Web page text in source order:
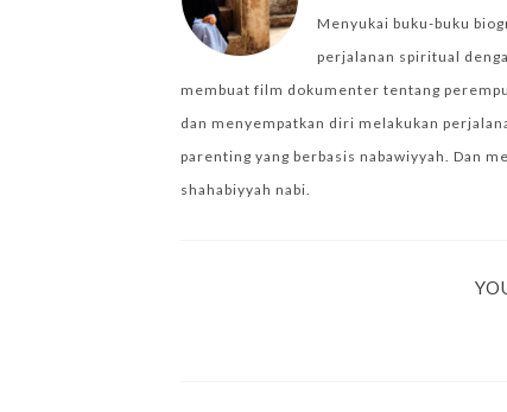
Menyukai buku-buku
perjalanan spiritual
membuat film dokumenter tentang
dan menyempatkan diri melakukan
parenting yang berbasis nabawiyyah. Dan
shahabiyyah nabi.